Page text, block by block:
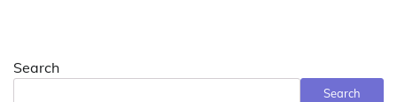
Search
Search